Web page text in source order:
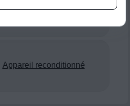
Objets connectés
Appareil reconditionné